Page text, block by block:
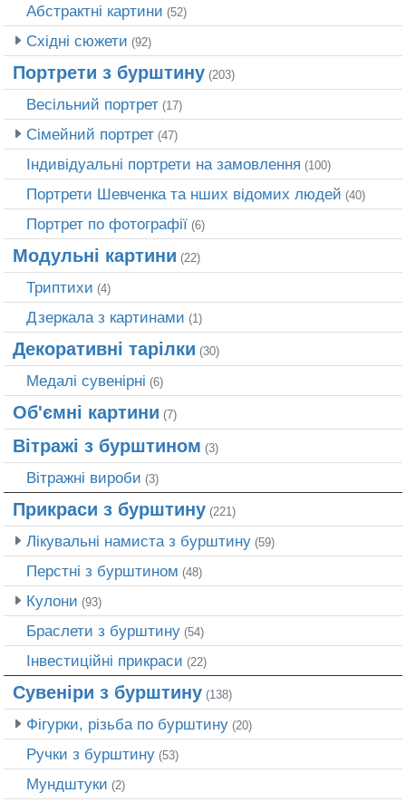
Абстрактні картини (52)
Східні сюжети (92)
Портрети з бурштину (203)
Весільний портрет (17)
Сімейний портрет (47)
Індивідуальні портрети на замовлення (100)
Портрети Шевченка та нших відомих людей (40)
Портрет по фотографії (6)
Модульні картини (22)
Триптихи (4)
Дзеркала з картинами (1)
Декоративні тарілки (30)
Медалі сувенірні (6)
Об'ємні картини (7)
Вітражі з бурштином (3)
Вітражні вироби (3)
Прикраси з бурштину (221)
Лікувальні намиста з бурштину (59)
Перстні з бурштином (48)
Кулони (93)
Браслети з бурштину (54)
Інвестиційні прикраси (22)
Сувеніри з бурштину (138)
Фігурки, різьба по бурштину (20)
Ручки з бурштину (53)
Мундштуки (2)